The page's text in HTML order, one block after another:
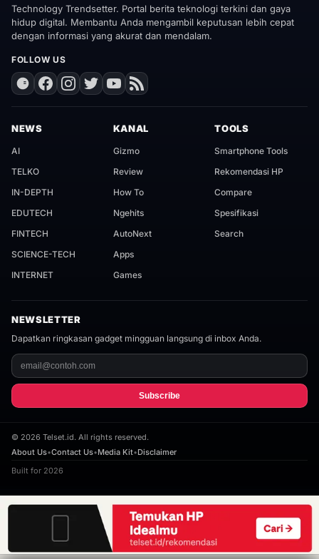
Technology Trendsetter. Portal berita teknologi terkini dan gaya
hidup digital. Membantu Anda mengambil keputusan lebih cepat
dengan informasi yang akurat dan mendalam.
FOLLOW US
NEWS
AI
TELKO
IN-DEPTH
EDUTECH
FINTECH
SCIENCE-TECH
INTERNET
KANAL
Gizmo
Review
How To
Ngehits
AutoNext
Apps
Games
TOOLS
Smartphone Tools
Rekomendasi HP
Compare
Spesifikasi
Search
NEWSLETTER
Dapatkan ringkasan gadget mingguan langsung di inbox Anda.
Subscribe
© 2026 Telset.id. All rights reserved.
About Us•Contact Us•Media Kit•Disclaimer
Built for 2026